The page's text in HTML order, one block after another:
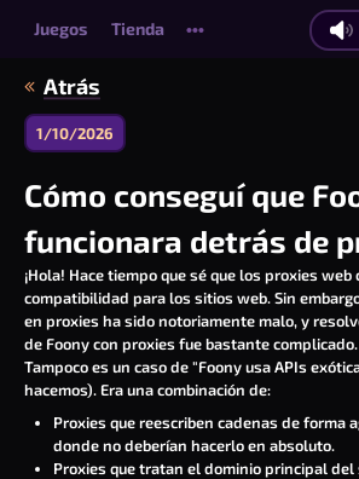
Juegos Tienda •••
Atrás
1/10/2026
Cómo conseguí que
funcionara detrás de
¡Hola! Hace tiempo que sé que los proxies
compatibilidad para los sitios web. Sin
en proxies ha sido notoriamente malo, y
de Foony con proxies fue bastante complicado.
Tampoco es un caso de "Foony usa APIs
hacemos). Era una combinación de:
Proxies que reescriben cadenas de forma
donde no deberían hacerlo en absoluto.
Proxies que tratan el dominioprincipaldel